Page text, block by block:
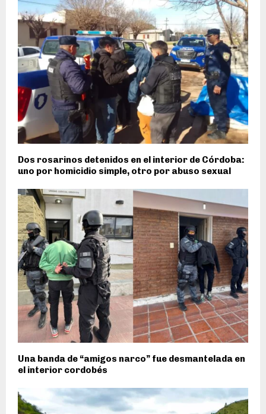
Dos rosarinos detenidos en el interior de Córdoba:
uno por homicidio simple, otro por abuso sexual
Una banda de “amigos narco” fue desmantelada en
el interior cordobés